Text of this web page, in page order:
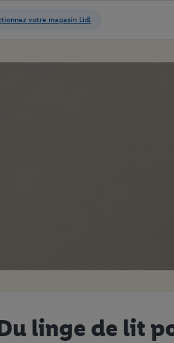
linge de lit